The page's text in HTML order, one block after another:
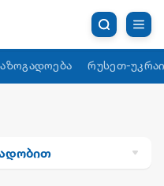
რუსეთ-